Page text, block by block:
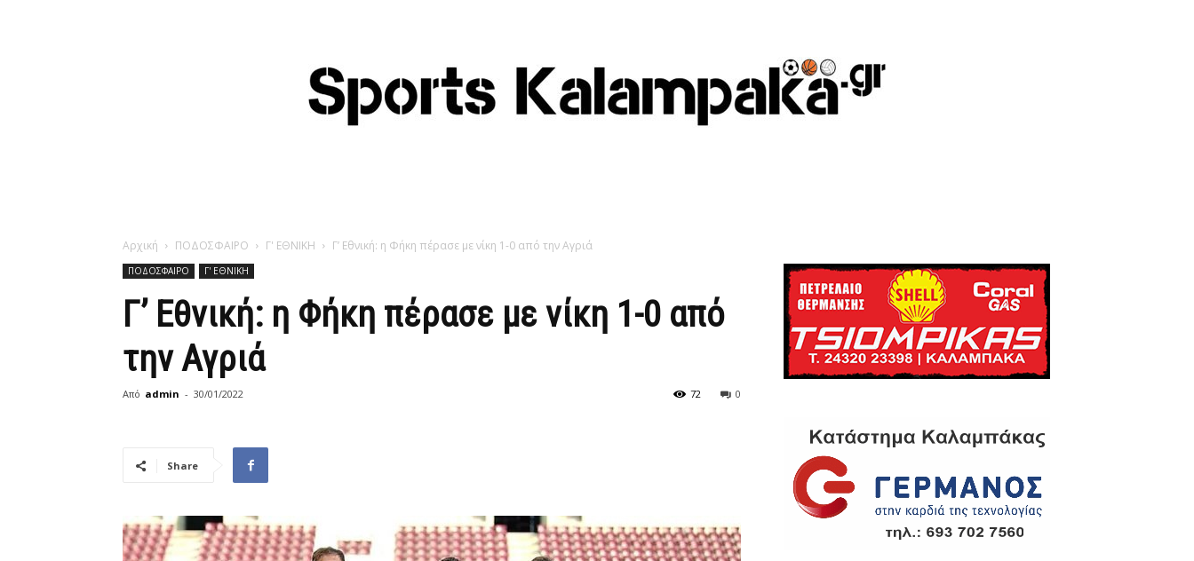
Αρχική ΠΟΔΟΣΦΑΙΡΟ Γ' ΕΘΝΙΚΗ Γ’ Εθνική: η Φήκη πέρασε με νίκη 1-0 από την Αγριά
ΠΟΔΟΣΦΑΙΡΟ Γ' ΕΘΝΙΚΗ
Γ’ Εθνική: η Φήκη πέρασε με νίκη 1-0 από
την Αγριά
Από admin - 30/01/2022 0
72
Share